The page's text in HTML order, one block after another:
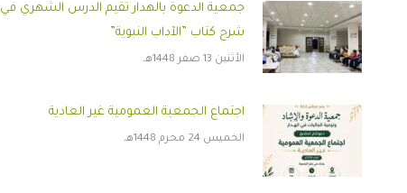
جمعية الدعوة بالهدار تقيم الدرس الشهري في
شرح كتاب ”الآداب النبوية”
الأثنين 13 صفر 1448هـ
اجتماع الجمعية العمومية غير العادية
الخميس 24 محرم 1448هـ